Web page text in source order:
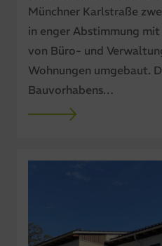
Münchner Karlstraße
in enger Abstimmung
von Büro- und
Wohnungen umgebaut.
Bauvorhabens…